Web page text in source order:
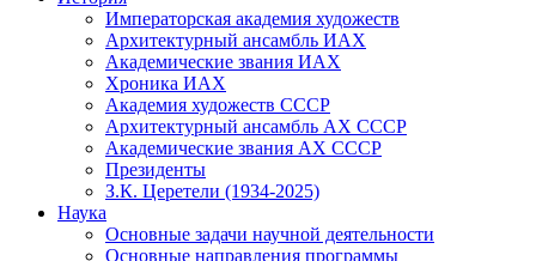
Императорская академия художеств
Архитектурный ансамбль ИАХ
Академические звания ИАХ
Хроника ИАХ
Академия художеств СССР
Архитектурный ансамбль АХ СССР
Академические звания АХ СССР
Президенты
З.К. Церетели (1934-2025)
Наука
Основные задачи научной деятельности
Основные направления программы